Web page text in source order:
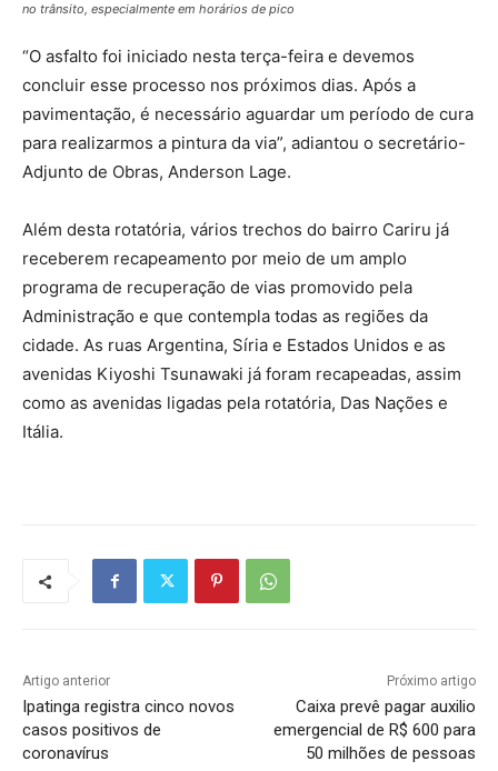
no trânsito, especialmente em horários de pico
“O asfalto foi iniciado nesta terça-feira e devemos
concluir esse processo nos próximos dias. Após a
pavimentação, é necessário aguardar um período de cura
para realizarmos a pintura da via”, adiantou o secretário-
Adjunto de Obras, Anderson Lage.
Além desta rotatória, vários trechos do bairro Cariru já
receberem recapeamento por meio de um amplo
programa de recuperação de vias promovido pela
Administração e que contempla todas as regiões da
cidade. As ruas Argentina, Síria e Estados Unidos e as
avenidas Kiyoshi Tsunawaki já foram recapeadas, assim
como as avenidas ligadas pela rotatória, Das Nações e
Itália.
Artigo anterior
Ipatinga registra cinco novos
casos positivos de
coronavírus
Próximo artigo
Caixa prevê pagar auxilio
emergencial de R$ 600 para
50 milhões de pessoas